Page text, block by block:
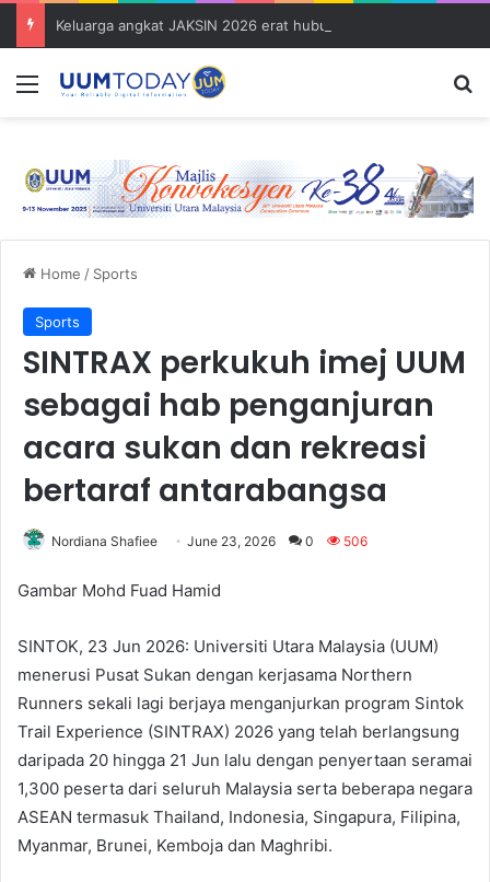
Menu
Home / Sports
Sports
SINTRAX perkukuh imej UUM
sebagai hab penganjuran
acara sukan dan rekreasi
bertaraf antarabangsa
Nordiana Shafiee June 23, 2026 0 506
Gambar Mohd Fuad Hamid
SINTOK, 23 Jun 2026: Universiti Utara Malaysia (UUM)
menerusi Pusat Sukan dengan kerjasama Northern
Runners sekali lagi berjaya menganjurkan program Sintok
Trail Experience (SINTRAX) 2026 yang telah berlangsung
daripada 20 hingga 21 Jun lalu dengan penyertaan seramai
1,300 peserta dari seluruh Malaysia serta beberapa negara
ASEAN termasuk Thailand, Indonesia, Singapura, Filipina,
Myanmar, Brunei, Kemboja dan Maghribi.